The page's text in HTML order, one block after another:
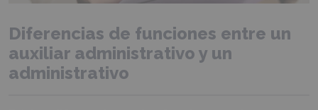
Diferencias de funciones entre un
auxiliar administrativo y un
administrativo